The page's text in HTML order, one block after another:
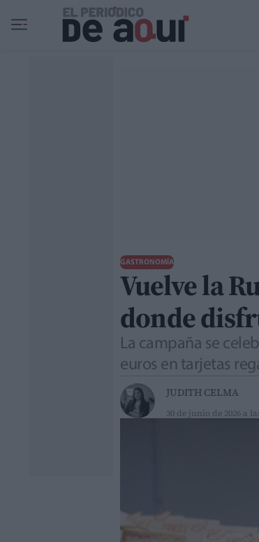
Ir al contenido principal
GASTRONOMÍA
Vuelve la
donde
La campaña se
euros en tarjetas
JUDITH CELMA
30 de junio de 2026 a